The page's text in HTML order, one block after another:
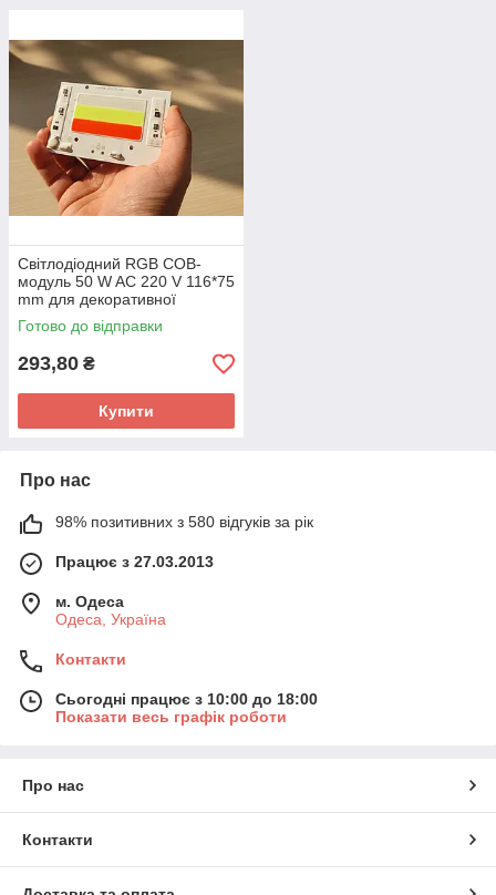
Світлодіодний RGB COB-
модуль 50 W AC 220 V 116*75
mm для декоративної
підсвітки
Готово до відправки
293,80 ₴
Купити
Про нас
98% позитивних з 580 відгуків за рік
Працює з 27.03.2013
м. Одеса
Одеса, Україна
Контакти
Сьогодні працює з 10:00 до 18:00
Показати весь графік роботи
Про нас
Контакти